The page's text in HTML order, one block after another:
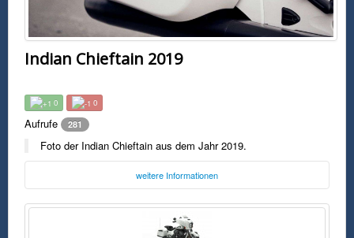
Indian Chieftain 2019
0 0
Aufrufe 281
Foto der Indian Chieftain aus dem Jahr 2019.
weitere Informationen
Foto:Indian Motorcycle